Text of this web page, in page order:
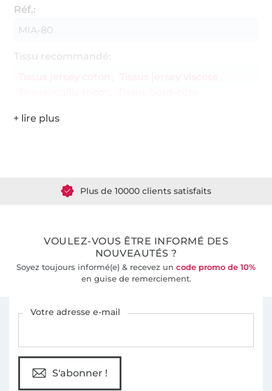
Réf.:
MIA-80
Tissu recommandé:
VOULEZ-VOUS ÊTRE INFORMÉ DES
NOUVEAUTÉS ?
Soyez toujours informé(e) & recevez un code promo de 10%
en guise de remerciement.
Votre adresse e-mail
S'abonner !